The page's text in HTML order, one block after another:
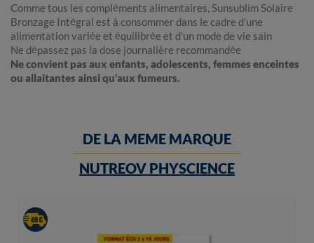
Comme tous les compléments alimentaires, Sunsublim Solaire
Bronzage Intégral est à consommer dans le cadre d'une
alimentation variée et équilibrée et d'un mode de vie sain
Ne dépassez pas la dose journalière recommandée
Ne convient pas aux enfants, adolescents, femmes enceintes
ou allaitantes ainsi qu'aux fumeurs.
DE LA MEME MARQUE
NUTREOV PHYSCIENCE